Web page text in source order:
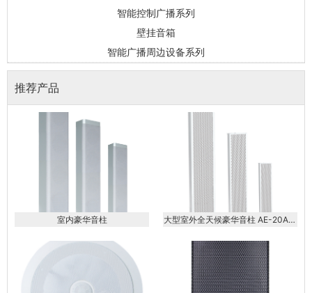
智能控制广播系列
壁挂音箱
智能广播周边设备系列
推荐产品
室内豪华音柱
大型室外全天候豪华音柱 AE-20AE-